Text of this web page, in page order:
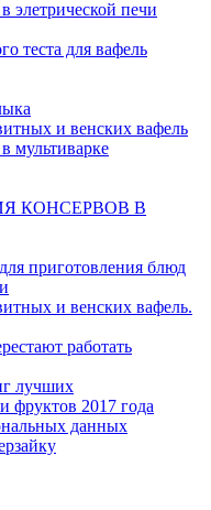
элетрической печи
теста для вафель
и венских вафель
мультиварке
КОНСЕРВОВ В
приготовления блюд
и венских вафель.
работать
лучших
фруктов 2017 года
данных